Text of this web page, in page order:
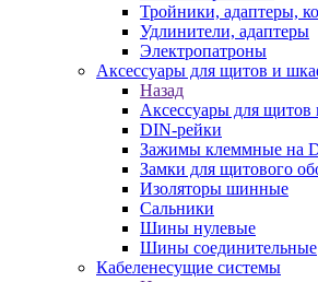
Тройники, адаптеры,
Удлинители, адаптеры
Электропатроны
Аксессуары для щитов и
Назад
Аксессуары для
DIN-рейки
Зажимы клеммные на
Замки для щитового
Изоляторы шинные
Сальники
Шины нулевые
Шины соединительные
Кабеленесущие системы